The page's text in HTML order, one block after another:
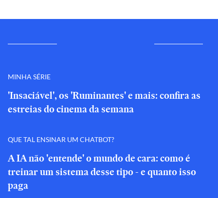
MINHA SÉRIE
'Insaciável', os 'Ruminantes' e mais: confira as
estreias do cinema da semana
QUE TAL ENSINAR UM CHATBOT?
A IA não 'entende' o mundo de cara: como é
treinar um sistema desse tipo - e quanto isso
paga